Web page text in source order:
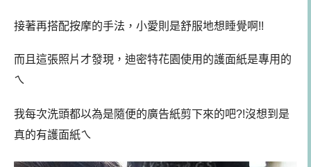
接著再搭配按摩的手法，小愛則是舒服地想睡覺啊!!
而且這張照片才發現，迪密特花園使用的護面紙是專用的
ㄟ
我每次洗頭都以為是隨便的廣告紙剪下來的吧?!沒想到是
真的有護面紙ㄟ